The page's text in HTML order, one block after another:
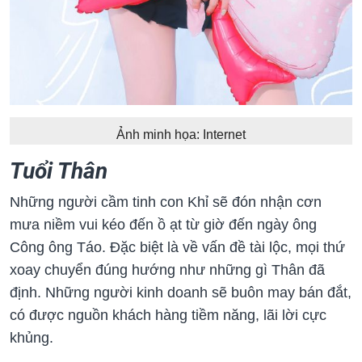
Ảnh minh họa: Internet
Tuổi Thân
Những người cầm tinh con Khỉ sẽ đón nhận ᴄơn
mưa niềm vui kéo đến ồ ạt từ giờ đến ngày ông
Công ông Táo. Đặc biệt là về vấn đề tài lộc, mọi thứ
xoay chuyển đúng hướng như những gì Thân đã
định. Những người kinh doanh sẽ buôn may bán đắt,
có được nguồn khách hàng tiềm năng, lãi lời cực
khủng.